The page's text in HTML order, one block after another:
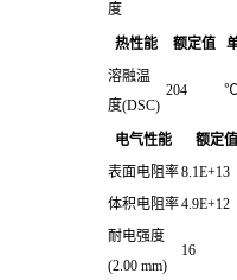
度
热性能 额定值
溶融温
度(DSC)
204 ℃
电气性能 额定值
表面电阻率8.1E+13
体积电阻率4.9E+12
耐电强度
(2.00 mm)
16